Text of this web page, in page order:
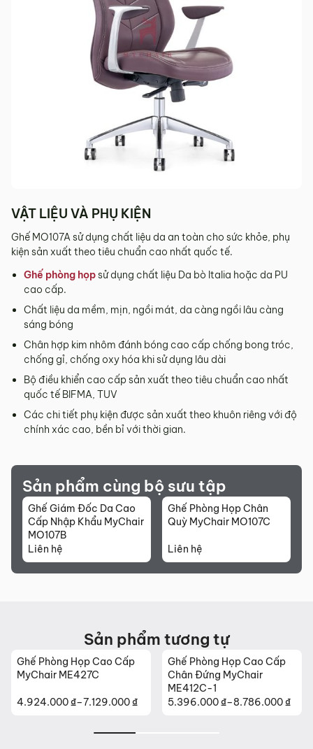
VẬT LIỆU VÀ PHỤ KIỆN
Ghế MO107A sử dụng chất liệu da an toàn cho sức khỏe, phụ
kiện sản xuất theo tiêu chuẩn cao nhất quốc tế.
Ghế phòng họpsử dụng chất liệu Da bò Italia hoặc da PU
cao cấp.
Chất liệu da mềm, mịn, ngồi mát, da càng ngồi lâu càng
sáng bóng
Chân hợp kim nhôm đánh bóng cao cấp chống bong tróc,
chống gỉ, chống oxy hóa khi sử dụng lâu dài
Bộ điều khiển cao cấp sản xuất theo tiêu chuẩn cao nhất
quốc tế BIFMA, TUV
Các chi tiết phụ kiện được sản xuất theo khuôn riêng với độ
chính xác cao, bền bỉ với thời gian.
Sản phẩm mới đã quá thời gian 3 ngày kể từ ngày nhận
Mọi thông tin cần hỗ trợ và giải đáp vui lòng liên hệ MyChair
0942 902 468(Call, Zalo)
Sản phẩm cùng bộ sưu tập
Ghế Giám Đốc Da Cao
Cấp Nhập Khẩu MyChair
MO107B
Liên hệ
Ghế Phòng Họp Chân
Quỳ MyChair MO107C
Liên hệ
Sản phẩm tương tự
Ghế Phòng Họp Cao Cấp
MyChair ME427C
4.924.000₫–7.129.000₫
Khoảng
Ghế Phòng Họp Cao Cấp
Chân Đứng MyChair
ME412C-1
5.396.000₫–8.786.000₫
Khoảng